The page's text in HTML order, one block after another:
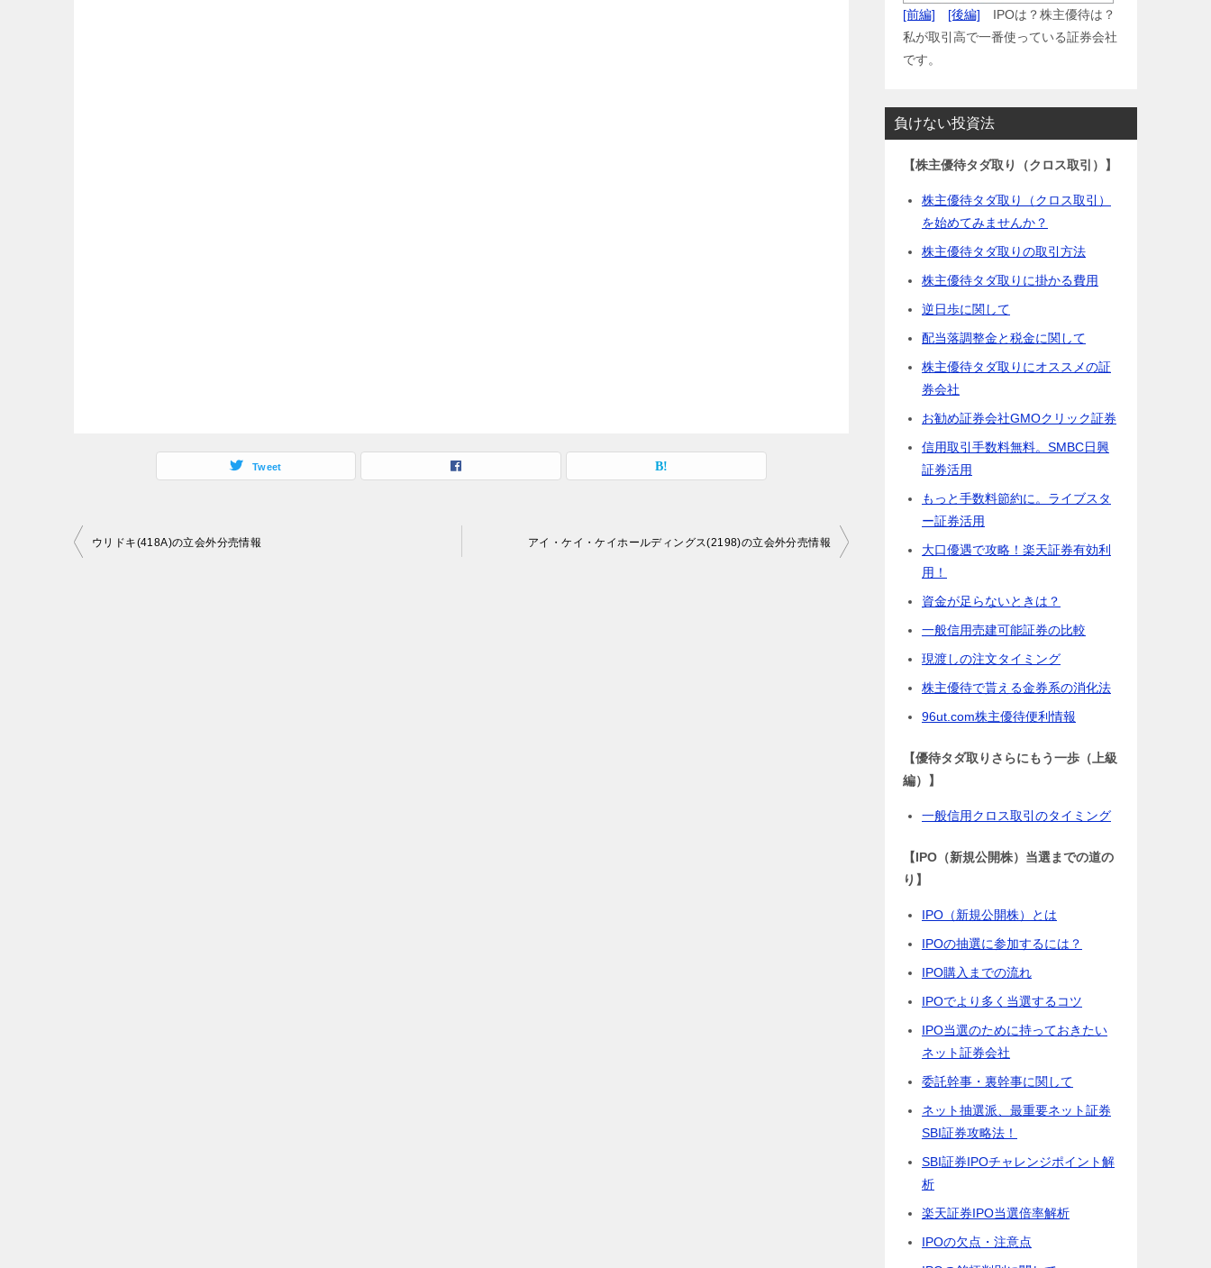
Tweet
投
ウリドキ(418A)の立会外分売情報 アイ・ケイ・ケイホールディングス(2198)の立会外分売情報
[前編] [後編] IPOは？株主優待は？
私が取引高で一番使っている証券会社
です。
負けない投資法
【株主優待タダ取り（クロス取引）】
株主優待タダ取り（クロス取引）
を始めてみませんか？
株主優待タダ取りの取引方法
株主優待タダ取りに掛かる費用
逆日歩に関して
配当落調整金と税金に関して
株主優待タダ取りにオススメの証
券会社
お勧め証券会社GMOクリック証券
信用取引手数料無料。SMBC日興
証券活用
もっと手数料節約に。ライブスタ
ー証券活用
大口優遇で攻略！楽天証券有効利
用！
資金が足らないときは？
一般信用売建可能証券の比較
現渡しの注文タイミング
株主優待で貰える金券系の消化法
96ut.com株主優待便利情報
【優待タダ取りさらにもう一歩（上級
編）】
一般信用クロス取引のタイミング
【IPO（新規公開株）当選までの道の
り】
IPO（新規公開株）とは
IPOの抽選に参加するには？
IPO購入までの流れ
IPOでより多く当選するコツ
IPO当選のために持っておきたい
ネット証券会社
委託幹事・裏幹事に関して
ネット抽選派、最重要ネット証券
SBI証券攻略法！
SBI証券IPOチャレンジポイント解
析
楽天証券IPO当選倍率解析
IPOの欠点・注意点